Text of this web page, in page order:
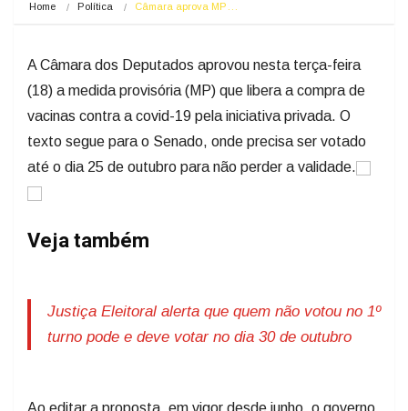
Home Política Câmara aprova MP…
A Câmara dos Deputados aprovou nesta terça-feira
(18) a medida provisória (MP) que libera a compra de
vacinas contra a covid-19 pela iniciativa privada. O
texto segue para o Senado, onde precisa ser votado
até o dia 25 de outubro para não perder a validade.
Veja também
Justiça Eleitoral alerta que quem não votou no 1º
turno pode e deve votar no dia 30 de outubro